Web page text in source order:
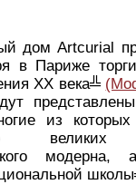
дом Artcurial
в Париже
ХХ века╩
из
великих